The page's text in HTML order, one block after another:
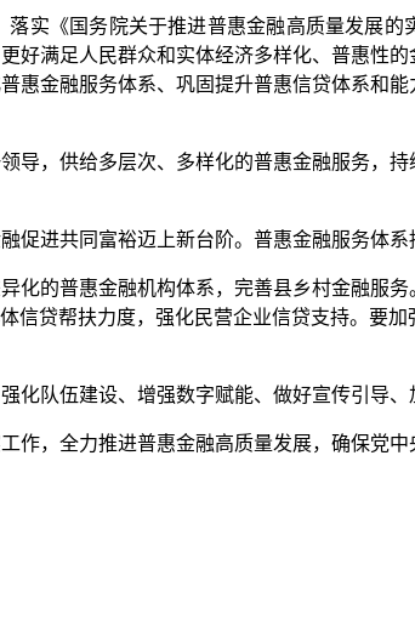
《国务院关于推进普惠金融高质量发展的
好满足人民群众和实体经济多样化、普惠性
惠金融服务体系、巩固提升普惠信贷体系和
，供给多层次、多样化的普惠金融服务，
共同富裕迈上新台阶。普惠金融服务体系
的普惠金融机构体系，完善县乡村金融服
信贷帮扶力度，强化民营企业信贷支持。要
伍建设、增强数字赋能、做好宣传引导、
，全力推进普惠金融高质量发展，确保党中